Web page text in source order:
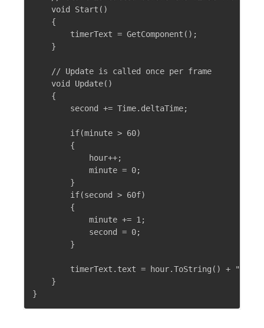
    void Start()
    {
        timerText = GetComponent();
    }
    // Update is called once per frame
    void Update()
    {
        second += Time.deltaTime;
        if(minute > 60)
        {
            hour++;
            minute = 0;
        }
        if(second > 60f)
        {
            minute += 1;
            second = 0;
        }
timerText.text = hour.ToString() + ":"
    }